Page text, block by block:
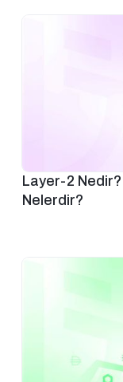
Layer-2
Nelerdir?